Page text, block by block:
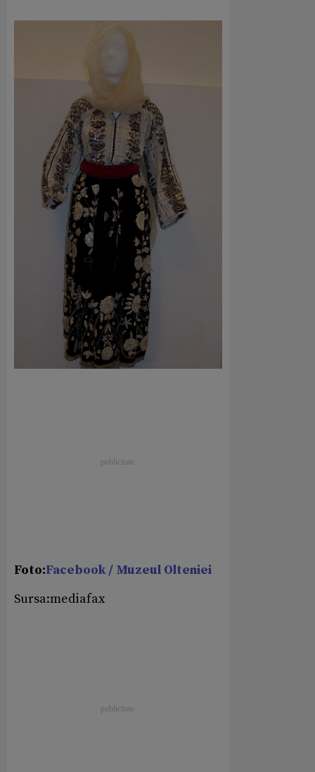
Foto:Facebook / Muzeul Olteniei
Sursa:mediafax